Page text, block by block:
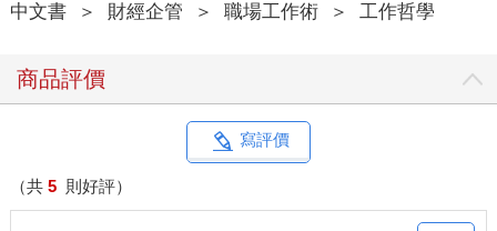
中文書 ＞ 財經企管 ＞ 職場工作術 ＞ 工作哲學
商品評價
寫評價
（共 5 則好評）